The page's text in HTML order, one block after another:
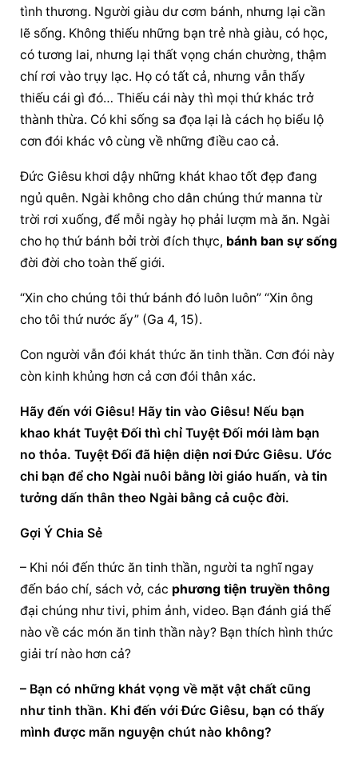
tình thương. Người giàu dư cơm bánh, nhưng lại cần
lẽ sống. Không thiếu những bạn trẻ nhà giàu, có học,
có tương lai, nhưng lại thất vọng chán chường, thậm
chí rơi vào trụy lạc. Họ có tất cả, nhưng vẫn thấy
thiếu cái gì đó… Thiếu cái này thì mọi thứ khác trở
thành thừa. Có khi sống sa đọa lại là cách họ biểu lộ
cơn đói khác vô cùng về những điều cao cả.
Đức Giêsu khơi dậy những khát khao tốt đẹp đang
ngủ quên. Ngài không cho dân chúng thứ manna từ
trời rơi xuống, để mỗi ngày họ phải lượm mà ăn. Ngài
cho họ thứ bánh bởi trời đích thực, bánh ban sự sống
đời đời cho toàn thế giới.
“Xin cho chúng tôi thứ bánh đó luôn luôn” “Xin ông
cho tôi thứ nước ấy” (Ga 4, 15).
Con người vẫn đói khát thức ăn tinh thần. Cơn đói này
còn kinh khủng hơn cả cơn đói thân xác.
Hãy đến với Giêsu! Hãy tin vào Giêsu! Nếu bạn
khao khát Tuyệt Đối thì chỉ Tuyệt Đối mới làm bạn
no thỏa. Tuyệt Đối đã hiện diện nơi Đức Giêsu. Ước
chi bạn để cho Ngài nuôi bằng lời giáo huấn, và tin
tưởng dấn thân theo Ngài bằng cả cuộc đời.
Gợi Ý Chia Sẻ
– Khi nói đến thức ăn tinh thần, người ta nghĩ ngay
đến báo chí, sách vở, các phương tiện truyền thông
đại chúng như tivi, phim ảnh, video. Bạn đánh giá thế
nào về các món ăn tinh thần này? Bạn thích hình thức
giải trí nào hơn cả?
– Bạn có những khát vọng về mặt vật chất cũng
như tinh thần. Khi đến với Đức Giêsu, bạn có thấy
mình được mãn nguyện chút nào không?